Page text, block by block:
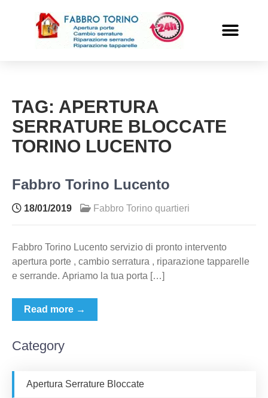
TAG: APERTURA
SERRATURE BLOCCATE
TORINO LUCENTO
Fabbro Torino Lucento
18/01/2019 Fabbro Torino quartieri
Fabbro Torino Lucento servizio di pronto intervento
apertura porte , cambio serratura , riparazione tapparelle
e serrande. Apriamo la tua porta […]
Read more →
Category
Apertura Serrature Bloccate